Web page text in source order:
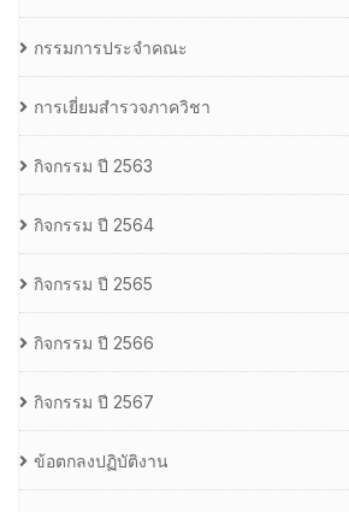
กรรมการประจำคณะ
การเยี่ยมสำรวจภาควิชา
กิจกรรม ปี 2563
กิจกรรม ปี 2564
กิจกรรม ปี 2565
กิจกรรม ปี 2566
กิจกรรม ปี 2567
ข้อตกลงปฏิบัติงาน